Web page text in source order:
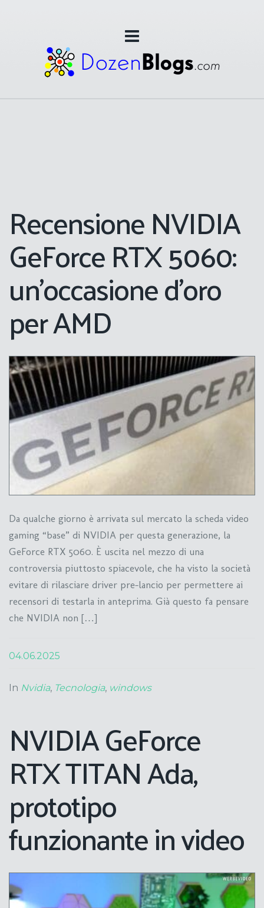
Recensione NVIDIA
GeForce RTX 5060:
un’occasione d’oro
per AMD
Da qualche giorno è arrivata sul mercato la scheda video
gaming “base” di NVIDIA per questa generazione, la
GeForce RTX 5060. È uscita nel mezzo di una
controversia piuttosto spiacevole, che ha visto la società
evitare di rilasciare driver pre-lancio per permettere ai
recensori di testarla in anteprima. Già questo fa pensare
che NVIDIA non […]
04.06.2025
In Nvidia, Tecnologia, windows
NVIDIA GeForce
RTX TITAN Ada,
prototipo
funzionante in video